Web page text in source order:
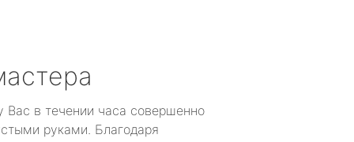
Вас в течении часа совершенно
руками. Благодаря